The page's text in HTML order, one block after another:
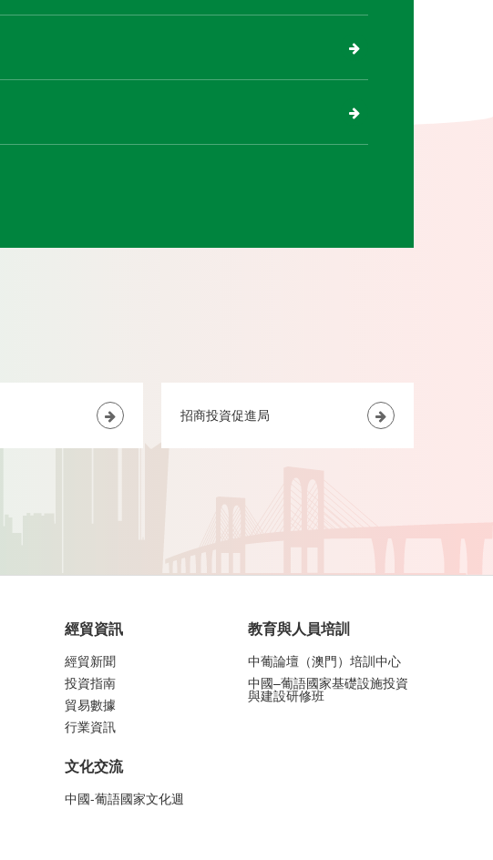
招商投資促進局
經貿資訊
經貿新聞
投資指南
貿易數據
行業資訊
文化交流
中國-葡語國家文化週
教育與人員培訓
中葡論壇（澳門）培訓中心
中國–葡語國家基礎設施投資
與建設研修班